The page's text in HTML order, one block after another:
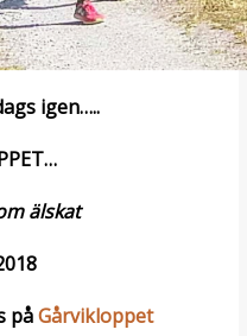
igen…..
…
älskat
påGårvikloppet